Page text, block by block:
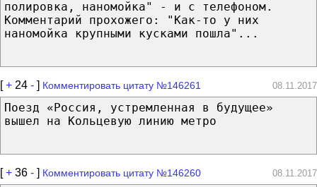
полировка, наномойка" - и с телефоном.
Комментарий прохожего: "Как-то у них
наномойка крупными кусками пошла"...
[+ 24 - ] Комментировать цитату №146261 08.11.2017
Поезд «Россия, устремленная в будущее»
вышел на Кольцевую линию метро
[+ 36 - ] Комментировать цитату №146260 08.11.2017